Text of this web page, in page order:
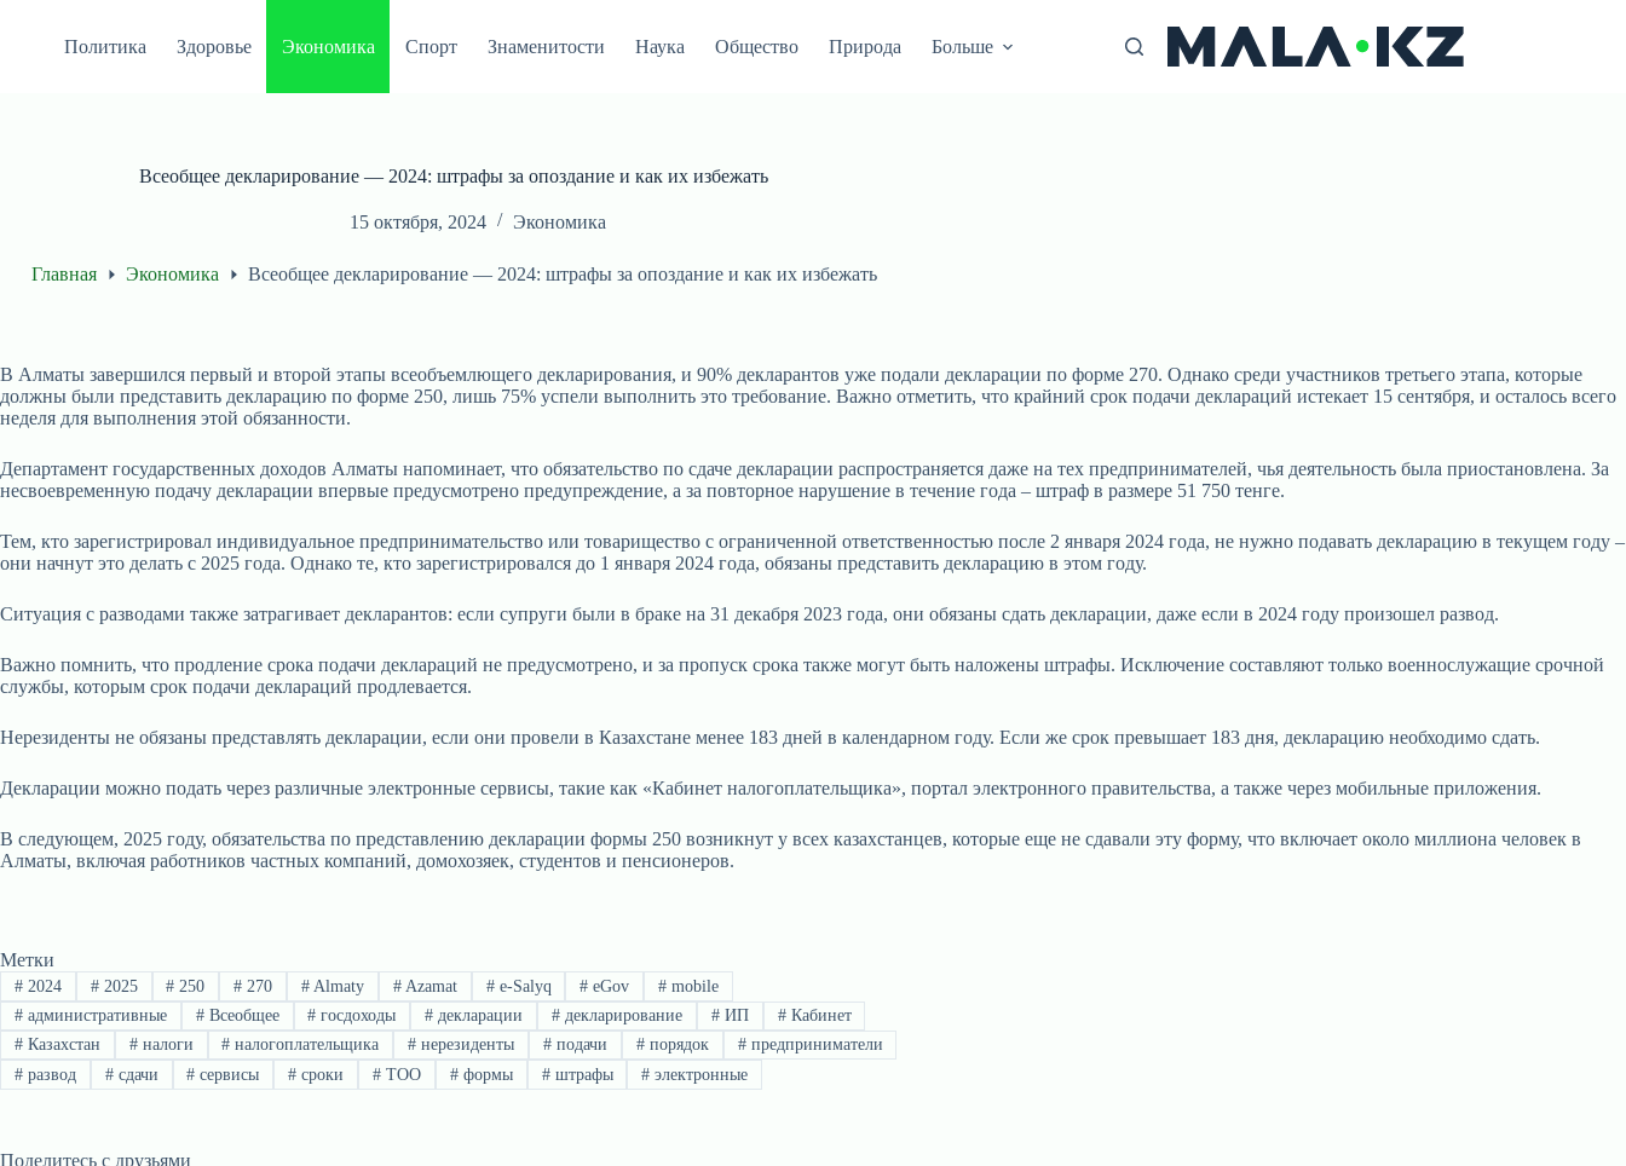
Политика Здоровье Экономика Спорт Знаменитости Наука Общество Природа Больше
Всеобщее декларирование — 2024: штрафы за опоздание и как их избежать
15 октября, 2024 Экономика
Главная Экономика Всеобщее декларирование — 2024: штрафы за опоздание и как их избежать
В Алматы завершился первый и второй этапы всеобъемлющего декларирования, и 90% декларантов уже подали декларации по форме 270. Однако среди участников третьего этапа, которые
должны были представить декларацию по форме 250, лишь 75% успели выполнить это требование. Важно отметить, что крайний срок подачи деклараций истекает 15 сентября, и осталось всего
неделя для выполнения этой обязанности.
Департамент государственных доходов Алматы напоминает, что обязательство по сдаче декларации распространяется даже на тех предпринимателей, чья деятельность была приостановлена. За
несвоевременную подачу декларации впервые предусмотрено предупреждение, а за повторное нарушение в течение года – штраф в размере 51 750 тенге.
Тем, кто зарегистрировал индивидуальное предпринимательство или товарищество с ограниченной ответственностью после 2 января 2024 года, не нужно подавать декларацию в текущем году –
они начнут это делать с 2025 года. Однако те, кто зарегистрировался до 1 января 2024 года, обязаны представить декларацию в этом году.
Ситуация с разводами также затрагивает декларантов: если супруги были в браке на 31 декабря 2023 года, они обязаны сдать декларации, даже если в 2024 году произошел развод.
Важно помнить, что продление срока подачи деклараций не предусмотрено, и за пропуск срока также могут быть наложены штрафы. Исключение составляют только военнослужащие срочной
службы, которым срок подачи деклараций продлевается.
Нерезиденты не обязаны представлять декларации, если они провели в Казахстане менее 183 дней в календарном году. Если же срок превышает 183 дня, декларацию необходимо сдать.
Декларации можно подать через различные электронные сервисы, такие как «Кабинет налогоплательщика», портал электронного правительства, а также через мобильные приложения.
В следующем, 2025 году, обязательства по представлению декларации формы 250 возникнут у всех казахстанцев, которые еще не сдавали эту форму, что включает около миллиона человек в
Алматы, включая работников частных компаний, домохозяек, студентов и пенсионеров.
Метки
#2024 #2025 # 250 # 270 # Almaty #Azamat #e-Salyq # eGov # mobile
#административные #Всеобщее # госдоходы # декларации # декларирование #ИП #Кабинет
#Казахстан #налоги # налогоплательщика # нерезиденты # подачи #порядок #предприниматели
#развод #сдачи # сервисы # сроки # ТОО #формы #штрафы # электронные
Поделитесь с друзьями